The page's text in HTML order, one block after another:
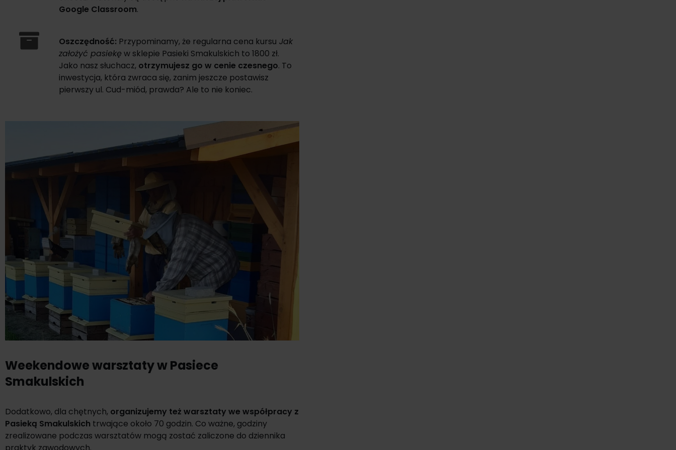
Google Classroom.
Oszczędność: Przypominamy, że regularna cena kursu Jak
założyć pasiekę w sklepie Pasieki Smakulskich to 1800 zł.
Jako nasz słuchacz, otrzymujesz go w cenie czesnego. To
inwestycja, która zwraca się, zanim jeszcze postawisz
pierwszy ul. Cud-miód, prawda? Ale to nie koniec.
Weekendowe warsztaty w Pasiece
Smakulskich
Dodatkowo, dla chętnych, organizujemy też warsztaty we współpracy z
Pasieką Smakulskich trwające około 70 godzin. Co ważne, godziny
zrealizowane podczas warsztatów mogą zostać zaliczone do dziennika
praktyk zawodowych.